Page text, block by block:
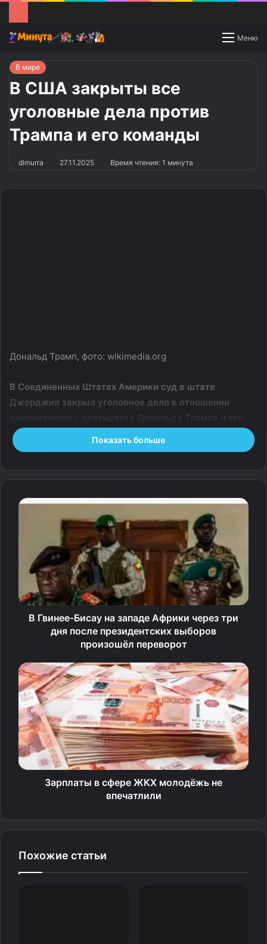
Меню
Switch
В мире
В США закрыты все
уголовные дела против
Трампа и его команды
dimurra 27.11.2025 Время чтения: 1 минута
Дональд Трамп, фото: wikimedia.org
В Соединенных Штатах Америки суд в штате
Джорджия закрыл уголовное дело в отношении
команды, связанное с их попытками оспорить итоги
выборов 2020 года в этом штате.
ранее выдвинутым обвинениям в адрес Трампа, в том
числе в подлоге и попытке склонить должностное
лицо к нарушению присяги, а также в нарушении
закона о преступных организациях (RICO Act),
предназначенного для борьбы с организованными
преступными группировками, — сообщает ТАСС.
Соответственно, в США больше не ведется уголовных
судебных разбирательств в отношении Трампа.
Всего в отношении него в период президентства
демократа Джо Байдена было возбуждено четыре
уголовных дела. Помимо судебного разбирательства в
Джорджии, Трамп обвинялся в ненадлежащем
хранении секретных документов во Флориде, в суде
Вашингтона ему инкриминировалась попытка за счет
незаконных действий сохранить власть, несмотря на
поражение на выборах 2020 года.
В отношении главы Белого дома также были выдвинуты
Сторми Дэниэлс.
Показать больше
В Гвинее-Бисау на западе Африки через три
дня после президентских выборов
произошёл переворот
Зарплаты в сфере ЖКХ молодёжь не
впечатлили
Похожие статьи